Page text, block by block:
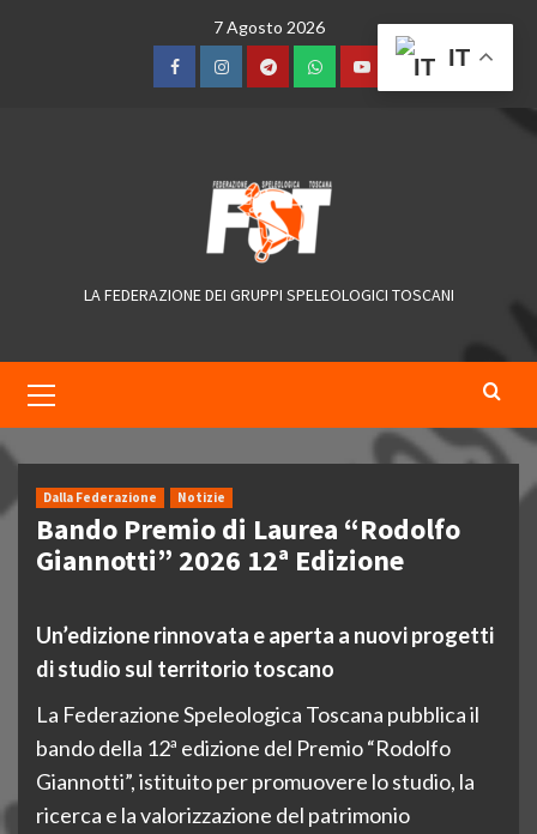
7 Agosto 2026
FacebookInstagramTelegramWhatsAppYouTube
LA FEDERAZIONE DEI GRUPPI SPELEOLOGICI TOSCANI
Menu
Dalla Federazione Notizie
Bando Premio di Laurea “Rodolfo
Giannotti” 2026 12ª Edizione
Un’edizione rinnovata e aperta a nuovi progetti
di studio sul territorio toscano
La Federazione Speleologica Toscana pubblica il
bando della 12ª edizione del Premio “Rodolfo
Giannotti”, istituito per promuovere lo studio, la
ricerca e la valorizzazione del patrimonio
IT